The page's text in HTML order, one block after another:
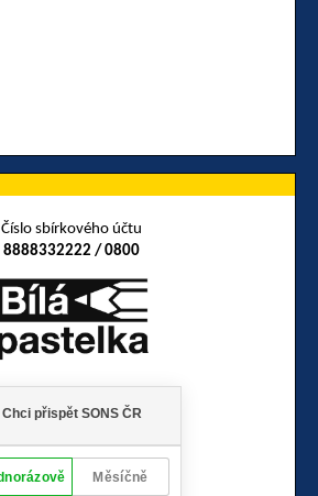
Číslo sbírkového účtu
8888332222 / 0800